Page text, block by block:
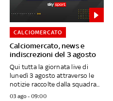
Calciomercato, news e
indiscrezioni del 3 agosto
CALCIOMERCATO
Qui tutta la giornata live di
lunedì 3 agosto attraverso le
notizie raccolte dalla squadra...
03 ago - 09:00